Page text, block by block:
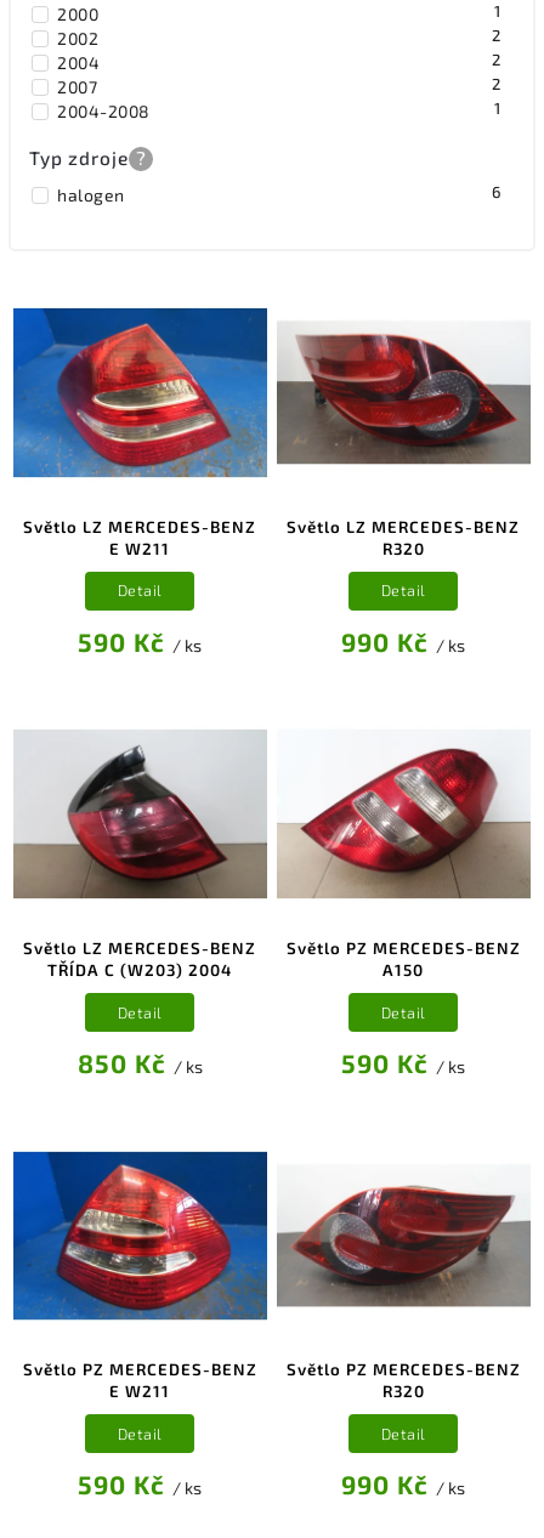
2000 1
2002 2
2004 2
2007 2
2004-2008 1
Typ zdroje ?
halogen 6
Světlo LZ MERCEDES-BENZ
E W211
590 Kč / ks
Detail
Světlo LZ MERCEDES-BENZ
R320
990 Kč / ks
Detail
Světlo LZ MERCEDES-BENZ
TŘÍDA C (W203) 2004
850 Kč / ks
Detail
Světlo PZ MERCEDES-BENZ
A150
590 Kč / ks
Detail
Světlo PZ MERCEDES-BENZ
E W211
590 Kč / ks
Detail
Světlo PZ MERCEDES-BENZ
R320
990 Kč / ks
Detail